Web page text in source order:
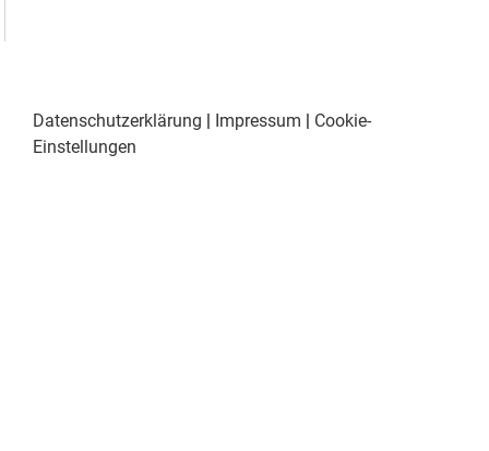
Datenschutzerklärung | Impressum | Cookie-
Einstellungen